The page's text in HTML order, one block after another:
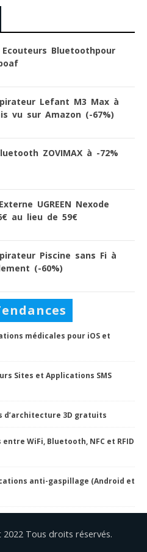
Bluetoothpour
Lefant M3 Max à
vu sur Amazon (-67%)
ZOVIMAX à -72%
UGREEN Nexode
au lieu de 59€
Piscine sans Fi à
(-60%)
médicales pour iOS et
Sites et Applications SMS
d’architecture 3D gratuits
WiFi, Bluetooth, NFC et RFID
anti-gaspillage (Android et
Tous droits réservés.